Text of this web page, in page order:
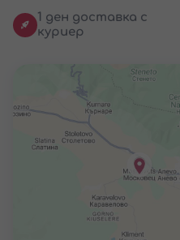
1 ден доставка с
куриер